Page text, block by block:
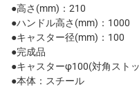
●高さ(mm)：210
●ハンドル高さ(mm)：1000
●キャスター径(mm)：100
●完成品
●キャスターφ100(対角スト
●本体：スチール